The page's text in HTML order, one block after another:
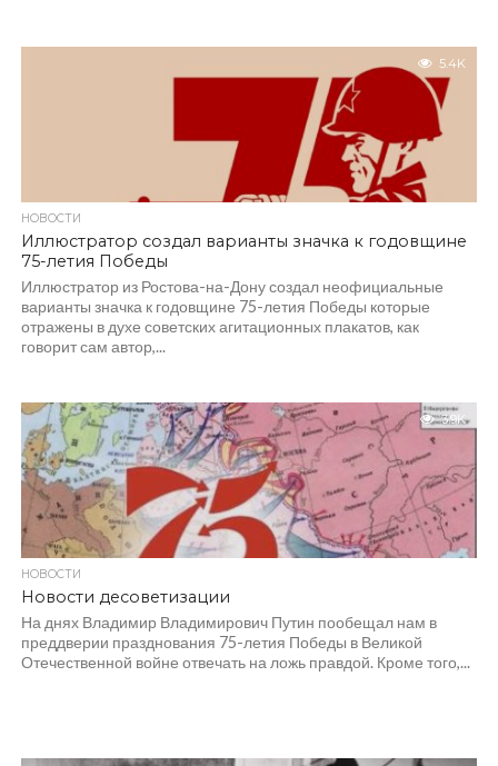
5.4K
НОВОСТИ
Иллюстратор создал варианты значка к годовщине
75-летия Победы
Иллюстратор из Ростова-на-Дону создал неофициальные
варианты значка к годовщине 75-летия Победы которые
отражены в духе советских агитационных плакатов, как
говорит сам автор,...
3.9K
НОВОСТИ
Новости десоветизации
На днях Владимир Владимирович Путин пообещал нам в
преддверии празднования 75-летия Победы в Великой
Отечественной войне отвечать на ложь правдой. Кроме того,...